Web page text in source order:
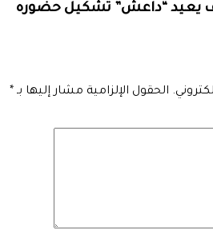
يعيد “داعش” تشكيل حضوره
الحقول الإلزامية مشار إليها بـ *